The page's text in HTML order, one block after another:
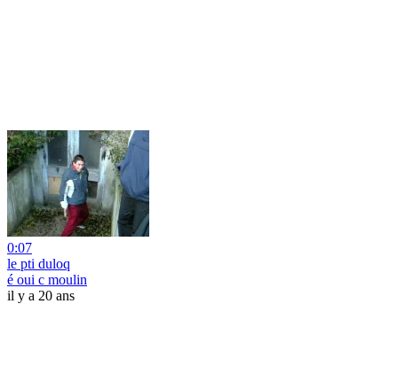
0:07
le pti duloq
é oui c moulin
il y a 20 ans